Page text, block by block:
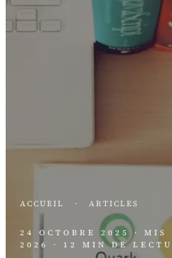
ACCUEIL · ARTICLES
24 OCTOBRE 2025 · MIS
2026
· 12 MIN DE